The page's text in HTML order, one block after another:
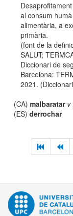
al consum
alimentària, a
primària.
(font de la
SALUT;
Diccionari de
Barcelona:
2021.
(CA)malbaratar v
(ES)derrochar